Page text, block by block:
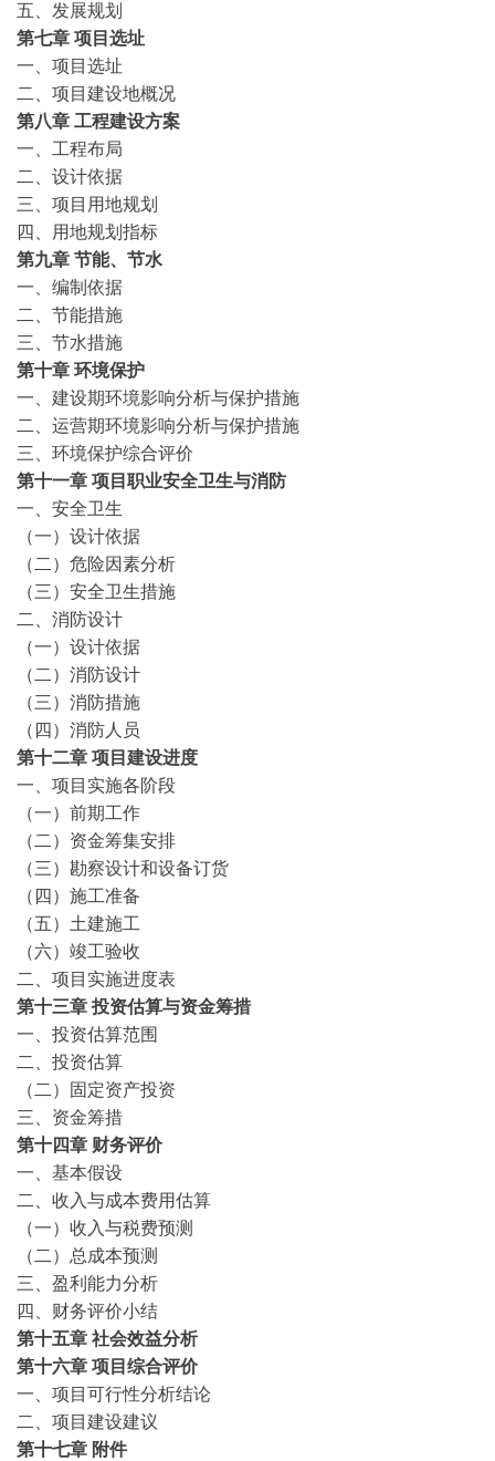
五、发展规划
第七章 项目选址
一、项目选址
二、项目建设地概况
第八章 工程建设方案
一、工程布局
二、设计依据
三、项目用地规划
四、用地规划指标
第九章 节能、节水
一、编制依据
二、节能措施
三、节水措施
第十章 环境保护
一、建设期环境影响分析与保护措施
二、运营期环境影响分析与保护措施
三、环境保护综合评价
第十一章 项目职业安全卫生与消防
一、安全卫生
（一）设计依据
（二）危险因素分析
（三）安全卫生措施
二、消防设计
（一）设计依据
（二）消防设计
（三）消防措施
（四）消防人员
第十二章 项目建设进度
一、项目实施各阶段
（一）前期工作
（二）资金筹集安排
（三）勘察设计和设备订货
（四）施工准备
（五）土建施工
（六）竣工验收
二、项目实施进度表
第十三章 投资估算与资金筹措
一、投资估算范围
二、投资估算
（二）固定资产投资
三、资金筹措
第十四章 财务评价
一、基本假设
二、收入与成本费用估算
（一）收入与税费预测
（二）总成本预测
三、盈利能力分析
四、财务评价小结
第十五章 社会效益分析
第十六章 项目综合评价
一、项目可行性分析结论
二、项目建设建议
第十七章 附件